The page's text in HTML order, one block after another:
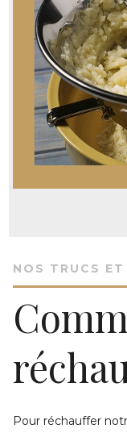
NOS TRUCS
Pour réchauffer